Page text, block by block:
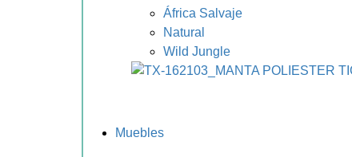
África Salvaje
Natural
Wild Jungle
Muebles